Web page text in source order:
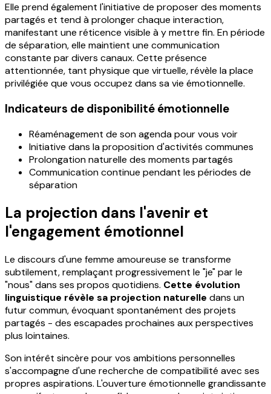
Elle prend également l'initiative de proposer des moments
partagés et tend à prolonger chaque interaction,
manifestant une réticence visible à y mettre fin. En période
de séparation, elle maintient une communication
constante par divers canaux. Cette présence
attentionnée, tant physique que virtuelle, révèle la place
privilégiée que vous occupez dans sa vie émotionnelle.
Indicateurs de disponibilité émotionnelle
Réaménagement de son agenda pour vous voir
Initiative dans la proposition d'activités communes
Prolongation naturelle des moments partagés
Communication continue pendant les périodes de
séparation
La projection dans l'avenir et
l'engagement émotionnel
Le discours d'une femme amoureuse se transforme
subtilement, remplaçant progressivement le "je" par le
"nous" dans ses propos quotidiens. Cette évolution
linguistique révèle sa projection naturelle dans un
futur commun, évoquant spontanément des projets
partagés - des escapades prochaines aux perspectives
plus lointaines.
Son intérêt sincère pour vos ambitions personnelles
s'accompagne d'une recherche de compatibilité avec ses
propres aspirations. L'ouverture émotionnelle grandissante